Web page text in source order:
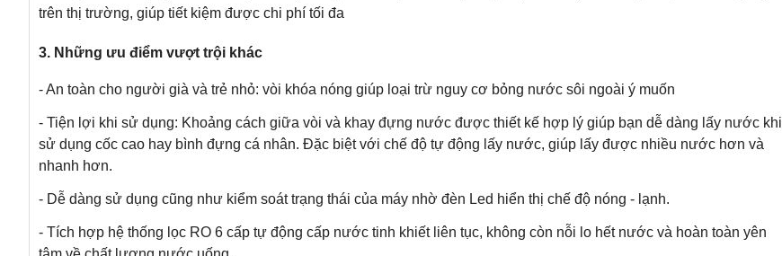
trên thị trường, giúp tiết kiệm được chi phí tối đa
3. Những ưu điểm vượt trội khác
- An toàn cho người già và trẻ nhỏ: vòi khóa nóng giúp loại trừ nguy cơ bỏng nước sôi ngoài ý muốn
- Tiện lợi khi sử dụng: Khoảng cách giữa vòi và khay đựng nước được thiết kế hợp lý giúp bạn dễ dàng lấy nước khi
sử dụng cốc cao hay bình đựng cá nhân. Đặc biệt với chế độ tự động lấy nước, giúp lấy được nhiều nước hơn và
nhanh hơn.
- Dễ dàng sử dụng cũng như kiểm soát trạng thái của máy nhờ đèn Led hiển thị chế độ nóng - lạnh.
- Tích hợp hệ thống lọc RO 6 cấp tự động cấp nước tinh khiết liên tục, không còn nỗi lo hết nước và hoàn toàn yên